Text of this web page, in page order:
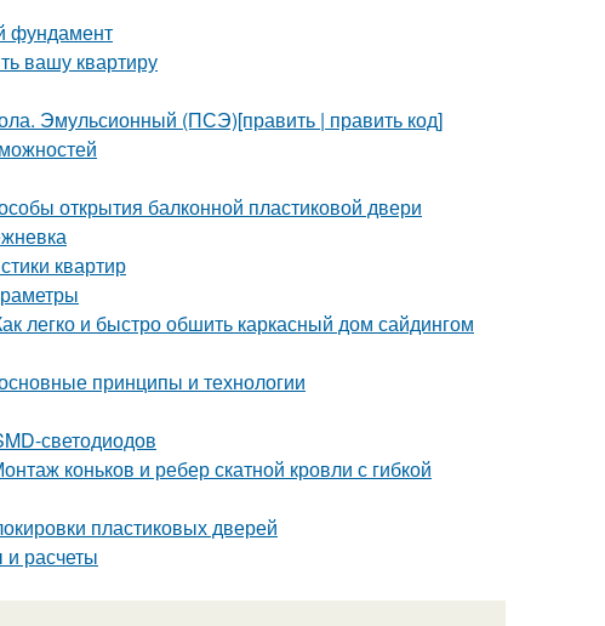
фундамент
вашу квартиру
Эмульсионный (ПСЭ)[править | править код]
открытия балконной пластиковой двери
квартир
легко и быстро обшить каркасный дом сайдингом
принципы и технологии
светодиодов
коньков и ребер скатной кровли с гибкой
пластиковых дверей
расчеты